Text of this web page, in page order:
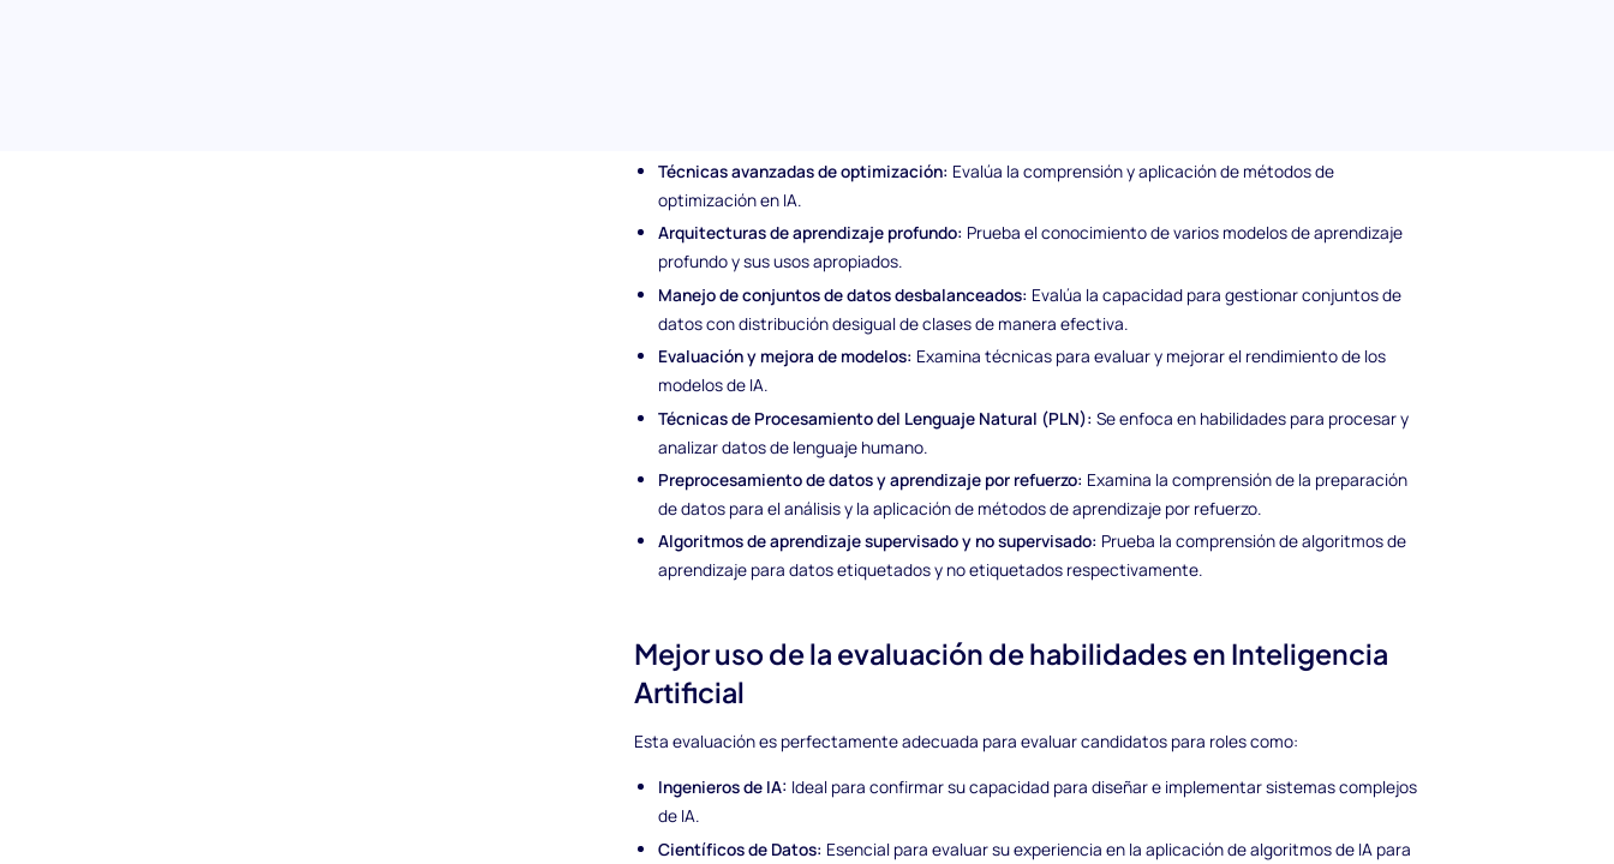
Técnicas avanzadas de optimización: Evalúa la comprensión y aplicación de métodos de
optimización en IA.
Arquitecturas de aprendizaje profundo: Prueba el conocimiento de varios modelos de aprendizaje
profundo y sus usos apropiados.
Manejo de conjuntos de datos desbalanceados: Evalúa la capacidad para gestionar conjuntos de
datos con distribución desigual de clases de manera efectiva.
Evaluación y mejora de modelos: Examina técnicas para evaluar y mejorar el rendimiento de los
modelos de IA.
Técnicas de Procesamiento del Lenguaje Natural (PLN): Se enfoca en habilidades para procesar y
analizar datos de lenguaje humano.
Preprocesamiento de datos y aprendizaje por refuerzo: Examina la comprensión de la preparación
de datos para el análisis y la aplicación de métodos de aprendizaje por refuerzo.
Algoritmos de aprendizaje supervisado y no supervisado: Prueba la comprensión de algoritmos de
aprendizaje para datos etiquetados y no etiquetados respectivamente.
Mejor uso de la evaluación de habilidades en Inteligencia
Artificial
Esta evaluación es perfectamente adecuada para evaluar candidatos para roles como:
Ingenieros de IA: Ideal para confirmar su capacidad para diseñar e implementar sistemas complejos
de IA.
Científicos de Datos: Esencial para evaluar su experiencia en la aplicación de algoritmos de IA para